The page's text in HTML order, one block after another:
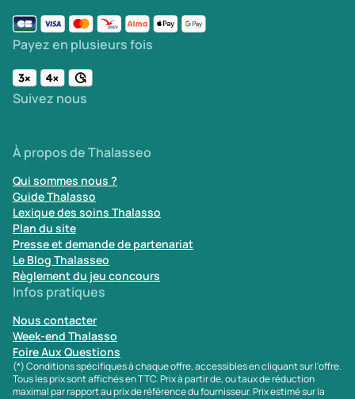
Payez en plusieurs fois
Suivez nous
À propos de Thalasseo
Qui sommes nous ?
Guide Thalasso
Lexique des soins Thalasso
Plan du site
Presse et demande de partenariat
Le Blog Thalasseo
Règlement du jeu concours
Infos pratiques
Nous contacter
Week-end Thalasso
Foire Aux Questions
(*) Conditions spécifiques à chaque offre, accessibles en cliquant sur l'offre.
Tous les prix sont affichés en TTC. Prix à partir de, ou taux de réduction
maximal par rapport au prix de référence du fournisseur. Prix estimé sur la